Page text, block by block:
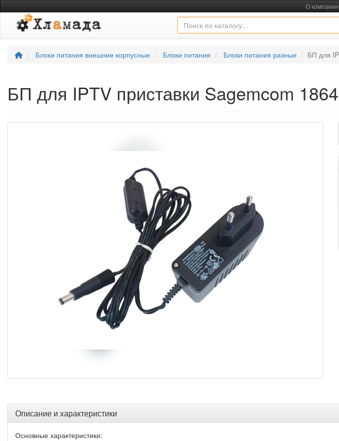
О компании
Блоки питания внешние корпусные Блоки питания Блоки питания разные БП для
БП для IPTV приставки Sagemcom
Описание и характеристики
Основные характеристики: